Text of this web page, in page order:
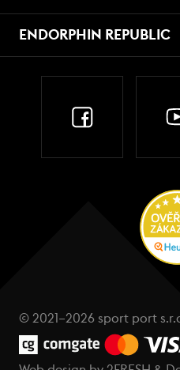
ENDORPHIN REPUBLIC
© 2021–2026 sport port